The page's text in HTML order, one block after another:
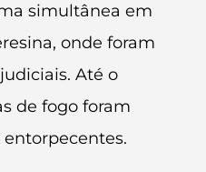
simultânea em
onde foram
Até o
de fogo foram